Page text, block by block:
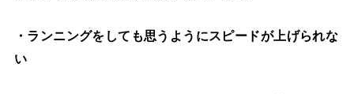
・ランニングをしても思うようにスピードが上げられな
い